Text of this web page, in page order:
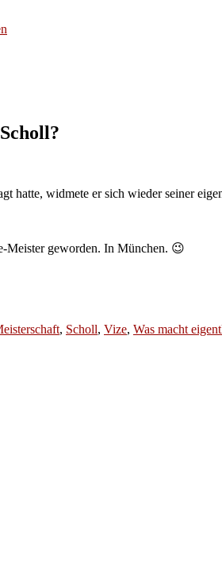
hatte, widmete er sich wieder seiner
Meister geworden. In München. 😉
, Scholl, Vize, Was macht